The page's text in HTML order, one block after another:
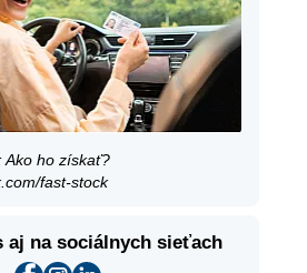
Ako ho získať?
fast-stock
aj na sociálnych sieťach